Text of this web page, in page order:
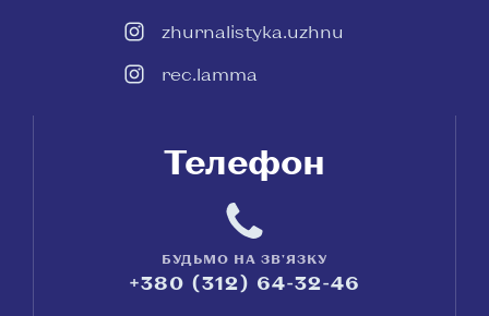
zhurnalistyka.uzhnu
rec.lamma
Телефон
БУДЬМО НА ЗВ'ЯЗКУ
+380 (312) 64-32-46